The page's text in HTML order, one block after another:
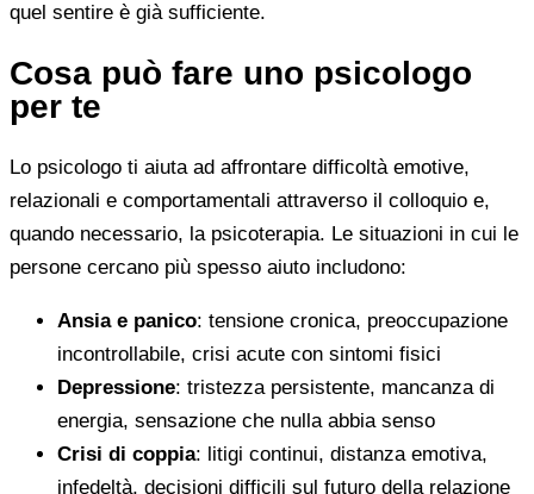
quel sentire è già sufficiente.
Cosa può fare uno psicologo
per te
Lo psicologo ti aiuta ad affrontare difficoltà emotive,
relazionali e comportamentali attraverso il colloquio e,
quando necessario, la psicoterapia. Le situazioni in cui le
persone cercano più spesso aiuto includono:
Ansia e panico: tensione cronica, preoccupazione
incontrollabile, crisi acute con sintomi fisici
Depressione: tristezza persistente, mancanza di
energia, sensazione che nulla abbia senso
Crisi di coppia: litigi continui, distanza emotiva,
infedeltà, decisioni difficili sul futuro della relazione